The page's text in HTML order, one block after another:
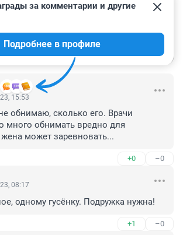
за комментарии и другие
Подробнее в профиле
15:53
обнимаю, сколько его. Врачи
много обнимать вредно для
может заревновать...
+0 –0
08:17
одному гусёнку. Подружка нужна!
+1 –0